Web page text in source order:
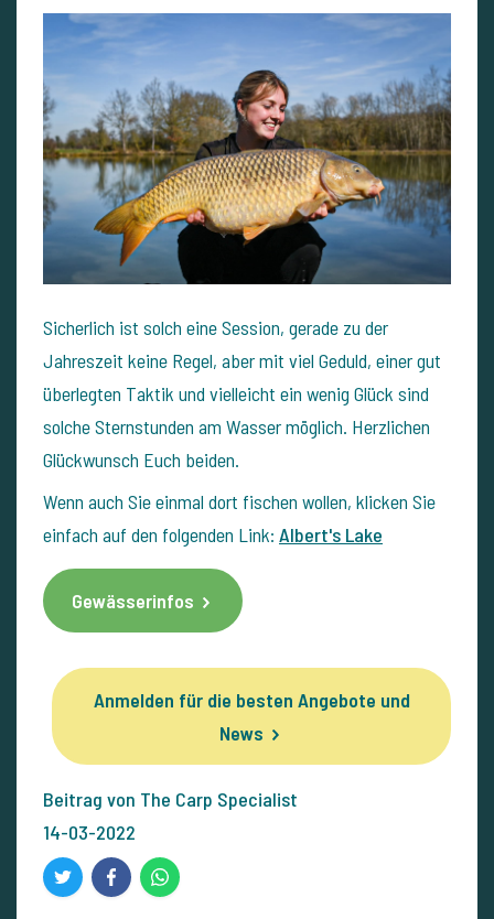
Sicherlich ist solch eine Session, gerade zu der
Jahreszeit keine Regel, aber mit viel Geduld, einer gut
überlegten Taktik und vielleicht ein wenig Glück sind
solche Sternstunden am Wasser möglich. Herzlichen
Glückwunsch Euch beiden.
Wenn auch Sie einmal dort fischen wollen, klicken Sie
einfach auf den folgenden Link: Albert's Lake
Gewässerinfos
Anmelden für die besten Angebote und
News
Beitrag von The Carp Specialist
14-03-2022